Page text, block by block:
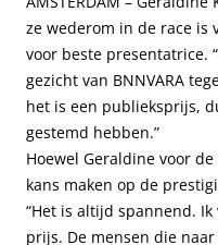
ze wederom in de race is
voor beste presentatrice.
gezicht van BNNVARA
het is een publieksprijs,
gestemd hebben.”
Hoewel Geraldine voor
kans maken op de
“Het is altijd spannend.
prijs. De mensen die